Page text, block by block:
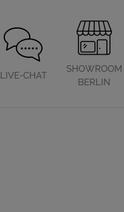
LIVE-CHAT
SHOWROOM
BERLIN